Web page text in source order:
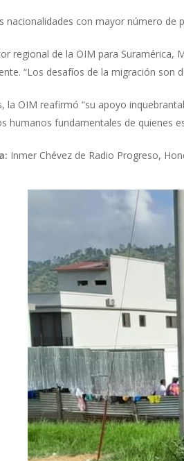
nacionalidades con mayor número de
regional de la OIM para
“Los desafíos de la migración son
la OIM reafirmó “su apoyo
humanos fundamentales de quienes
Inmer Chévez de Radio Progreso,